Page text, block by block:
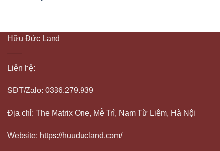
Hữu Đức Land
Liên hệ:
SĐT/Zalo: 0386.279.939
Địa chỉ: The Matrix One, Mễ Trì, Nam Từ Liêm, Hà Nội
Website: https://huuducland.com/